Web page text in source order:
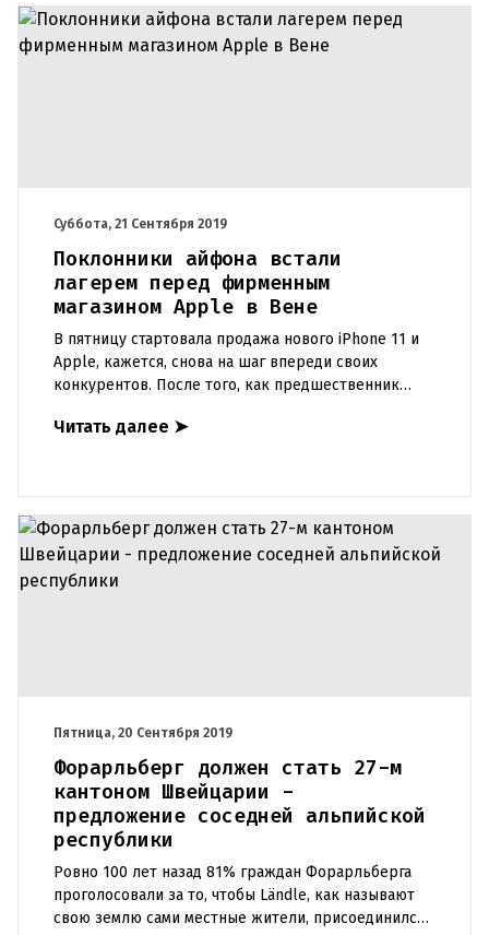
Суббота, 21 Сентября 2019
Поклонники айфона встали
лагерем перед фирменным
магазином Apple в Вене
В пятницу стартовала продажа нового iPhone 11 и
Apple, кажется, снова на шаг впереди своих
конкурентов. После того, как предшественник
iPhone 11, похоже, воз
Читать далее ➤
Пятница, 20 Сентября 2019
Форарльберг должен стать 27-м
кантоном Швейцарии -
предложение соседней альпийской
республики
Ровно 100 лет назад 81% граждан Форарльберга
проголосовали за то, чтобы Ländle, как называют
свою землю сами местные жители, присоединился